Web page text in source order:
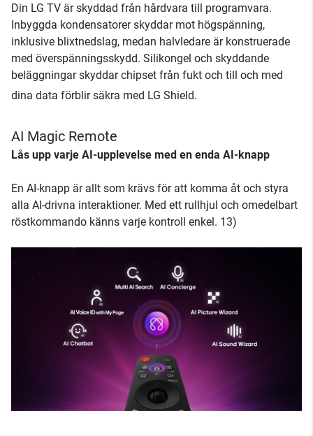
Din LG TV är skyddad från hårdvara till programvara.
Inbyggda kondensatorer skyddar mot högspänning,
inklusive blixtnedslag, medan halvledare är konstruerade
med överspänningsskydd. Silikongel och skyddande
beläggningar skyddar chipset från fukt och till och med
dina data förblir säkra med LG Shield.
AI Magic Remote
Lås upp varje AI-upplevelse med en enda AI-knapp
En AI-knapp är allt som krävs för att komma åt och styra
alla AI-drivna interaktioner. Med ett rullhjul och omedelbart
röstkommando känns varje kontroll enkel. 13)